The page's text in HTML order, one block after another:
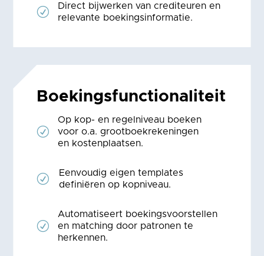
R
Direct bijwerken van crediteuren en
relevante boekingsinformatie.
Boekings­functiona­liteit
R
Op kop- en regelniveau boeken
voor o.a. grootboekrekeningen
en kostenplaatsen.
R
Eenvoudig eigen templates
definiëren op kopniveau.
R
Automatiseert boekingsvoorstellen
en matching door patronen te
herkennen.